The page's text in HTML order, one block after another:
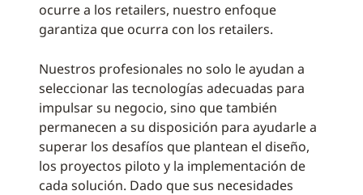
ocurre a los retailers, nuestro enfoque
garantiza que ocurra con los retailers.
Nuestros profesionales no solo le ayudan a
seleccionar las tecnologías adecuadas para
impulsar su negocio, sino que también
permanecen a su disposición para ayudarle a
superar los desafíos que plantean el diseño,
los proyectos piloto y la implementación de
cada solución. Dado que sus necesidades